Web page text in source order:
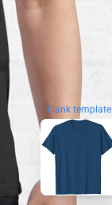
blank template